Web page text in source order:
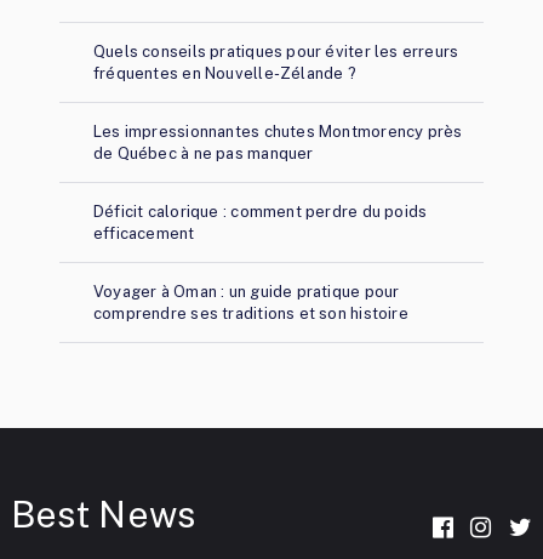
Quels conseils pratiques pour éviter les erreurs
fréquentes en Nouvelle-Zélande ?
Les impressionnantes chutes Montmorency près
de Québec à ne pas manquer
Déficit calorique : comment perdre du poids
efficacement
Voyager à Oman : un guide pratique pour
comprendre ses traditions et son histoire
Best News